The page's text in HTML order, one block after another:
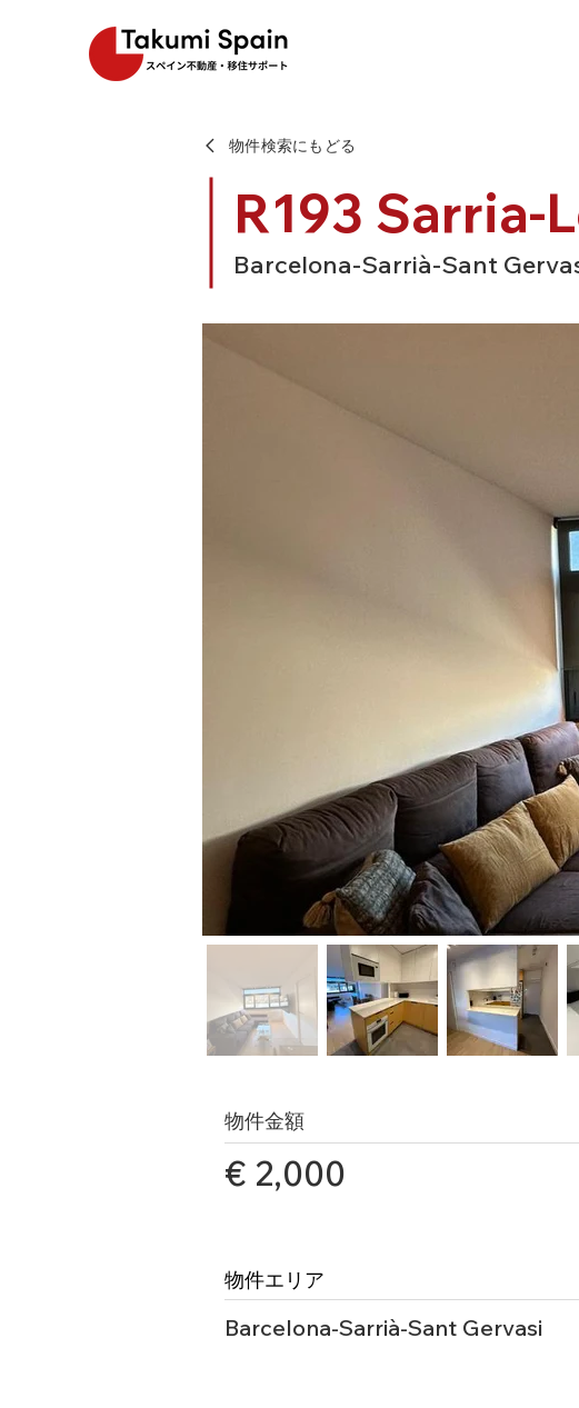
物件検索にもどる
R193 Sarria-
Barcelona-Sarrià-Sant
物件金額
€ 2,000
物件エリア
Barcelona-Sarrià-Sant Gervasi